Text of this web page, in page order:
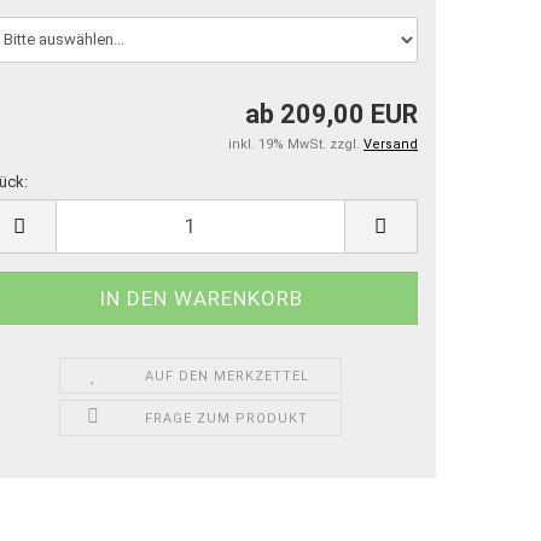
ab 209,00 EUR
inkl. 19% MwSt. zzgl. Versand
AUF DEN MERKZETTEL
FRAGE ZUM PRODUKT